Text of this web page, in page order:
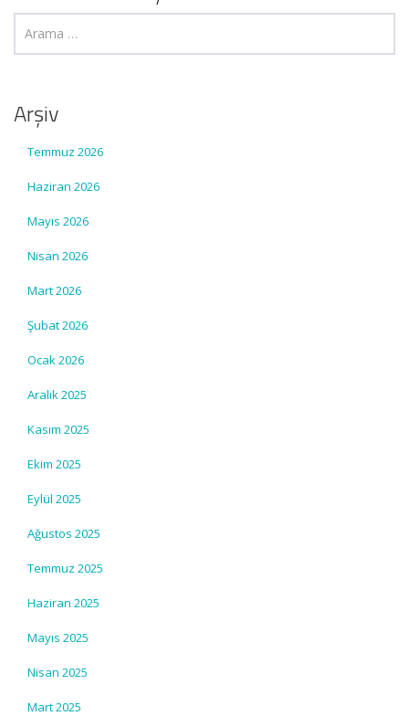
Arşiv
Temmuz 2026
Haziran 2026
Mayıs 2026
Nisan 2026
Mart 2026
Şubat 2026
Ocak 2026
Aralık 2025
Kasım 2025
Ekim 2025
Eylül 2025
Ağustos 2025
Temmuz 2025
Haziran 2025
Mayıs 2025
Nisan 2025
Mart 2025